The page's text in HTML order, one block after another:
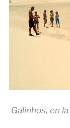
Galinhos, en